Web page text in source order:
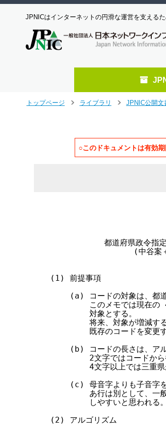
JPNICはインターネットの円滑な運営を支える
トップページ
ライブラリ
JPNIC公開文
○このドキュメントは有効
都道府県政令指定
(中谷案＋
(1) 前提事項
(a) コードの対象は、都道
このメモでは現在の
        対象とする。
将来、対象が増減する
既存のコードを変更す
(b) コードの長さは、ア
2文字ではコードから
4文字以上では三重県
(c) 母音字よりも子音字
あ行は別として、一
        しやすいと思われる。
(2) アルゴリズム